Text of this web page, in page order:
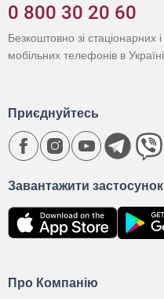
0 800 30 20 60
Безкоштовно зі стаціонарних і
мобільних телефонів в Україні
Про Компанію
Завантажити застосунок
Приєднуйтесь